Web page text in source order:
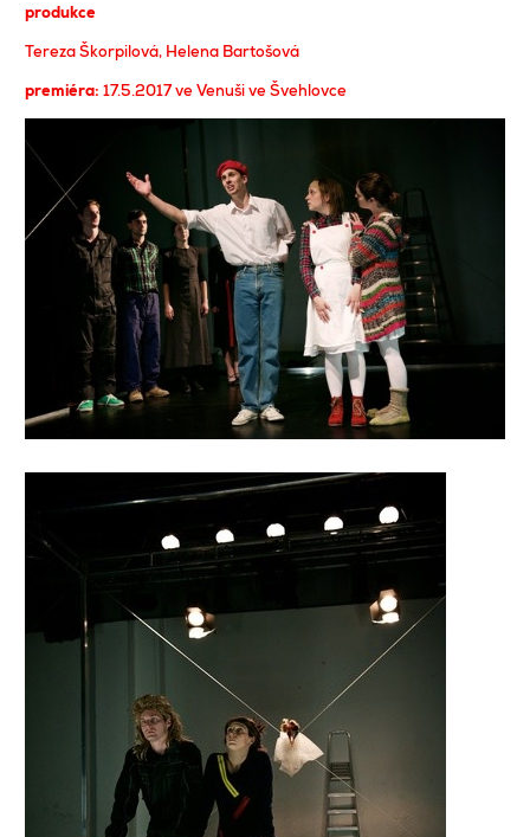
produkce
Tereza Škorpilová, Helena Bartošová
premiéra: 17.5.2017 ve Venuši ve Švehlovce